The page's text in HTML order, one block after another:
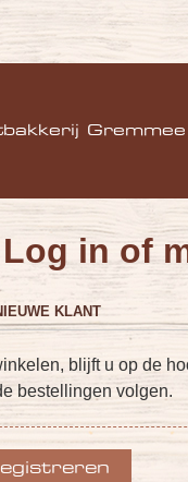
Gremmee
in of
KLANT
blijft u op de
bestellingen volgen.